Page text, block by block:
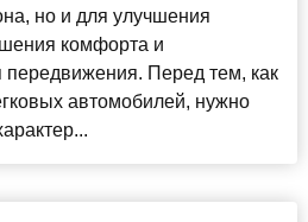
но и для улучшения
комфорта и
передвижения. Перед тем, как
автомобилей, нужно